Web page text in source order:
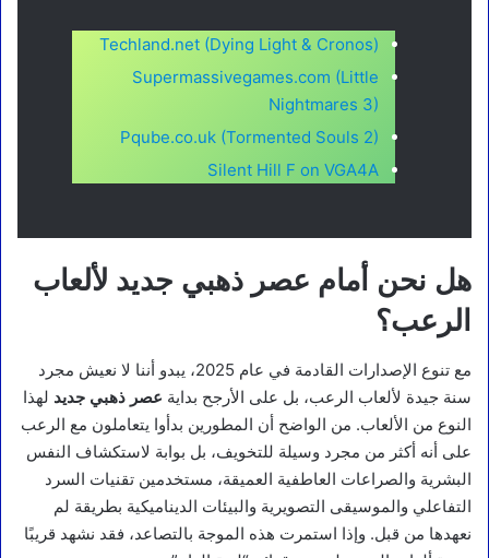
Techland.net (Dying Light & Cronos)
Supermassivegames.com (Little
Nightmares 3)
Pqube.co.uk (Tormented Souls 2)
Silent Hill F on VGA4A
هل نحن أمام عصر ذهبي جديد لألعاب
الرعب؟
مع تنوع الإصدارات القادمة في عام 2025، يبدو أننا لا نعيش مجرد
سنة جيدة لألعاب الرعب، بل على الأرجح بداية عصر ذهبي جديد لهذا
النوع من الألعاب. من الواضح أن المطورين بدأوا يتعاملون مع الرعب
على أنه أكثر من مجرد وسيلة للتخويف، بل بوابة لاستكشاف النفس
البشرية والصراعات العاطفية العميقة، مستخدمين تقنيات السرد
التفاعلي والموسيقى التصويرية والبيئات الديناميكية بطريقة لم
نعهدها من قبل. وإذا استمرت هذه الموجة بالتصاعد، فقد نشهد قريبًا